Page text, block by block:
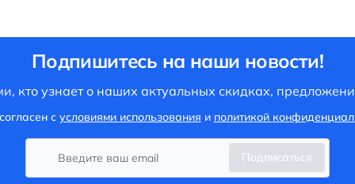
Подпишитесь на наши новости!
кто узнает о наших актуальных скидках,
с условиями использования и политикой
Подписаться